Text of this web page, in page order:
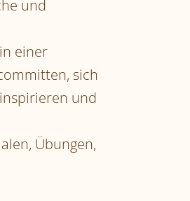
und
einer
sich
und
Übungen,